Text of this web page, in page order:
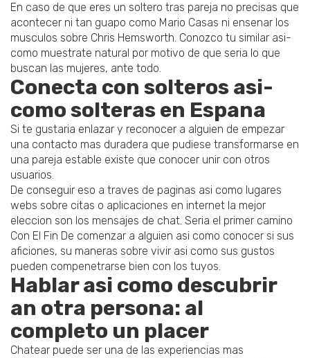
En caso de que eres un soltero tras pareja no precisas que
acontecer ni tan guapo como Mario Casas ni ensenar los
musculos sobre Chris Hemsworth. Conozco tu similar asi­
como muestrate natural por motivo de que seri­a lo que
buscan las mujeres, ante todo.
Conecta con solteros asi­
como solteras en Espana
Si te gustaria enlazar y reconocer a alguien de empezar
una contacto mas duradera que pudiese transformarse en
una pareja estable existe que conocer unir con otros
usuarios.
De conseguir eso a traves de paginas asi­ como lugares
webs sobre citas o aplicaciones en internet la mejor
eleccion son los mensajes de chat. Seri­a el primer camino
Con El Fin De comenzar a alguien asi­ como conocer si sus
aficiones, su maneras sobre vivir asi­ como sus gustos
pueden compenetrarse bien con los tuyos.
Hablar asi­ como descubrir
an otra persona: al
completo un placer
Chatear puede ser una de las experiencias mas